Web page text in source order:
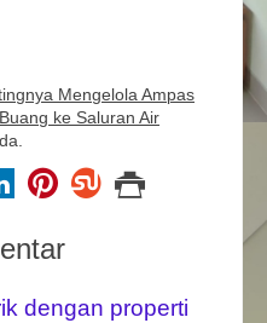
Mengelola Ampas
ke Saluran Air
dengan properti